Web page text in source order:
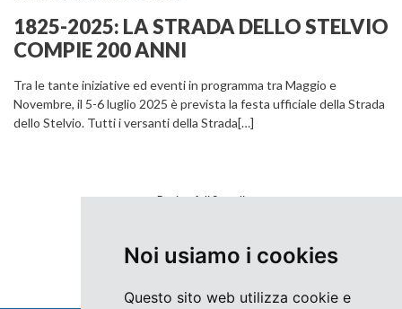
Noi usiamo i cookies
Questo sito web utilizza cookie e
1825-2025: LA STRADA DELLO STELVIO
COMPIE 200 ANNI
Tra le tante iniziative ed eventi in programma tra Maggio e
Novembre, il 5-6 luglio 2025 è prevista la festa ufficiale della Strada
dello Stelvio. Tutti i versanti della Strada[…]
Pagina1di2totali